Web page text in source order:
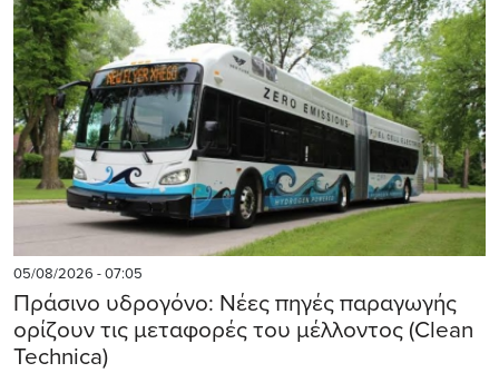
05/08/2026 - 07:05
Πράσινο υδρογόνο: Νέες πηγές παραγωγής
ορίζουν τις μεταφορές του μέλλοντος (Clean
Technica)